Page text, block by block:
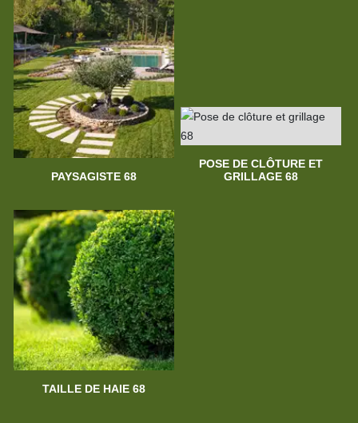
PAYSAGISTE 68
POSE DE CLÔTURE ET
GRILLAGE 68
TAILLE DE HAIE 68